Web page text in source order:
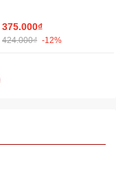
375.000₫
424.000₫ -12%